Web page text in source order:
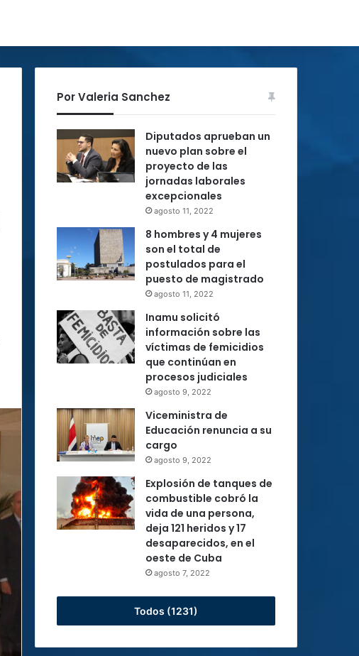
Por Valeria Sanchez
Diputados aprueban un
nuevo plan sobre el
proyecto de las
jornadas laborales
excepcionales
agosto 11, 2022
8 hombres y 4 mujeres
son el total de
postulados para el
puesto de magistrado
agosto 11, 2022
Inamu solicitó
información sobre las
víctimas de femicidios
que continúan en
procesos judiciales
agosto 9, 2022
Viceministra de
Educación renuncia a su
cargo
agosto 9, 2022
Explosión de tanques de
combustible cobró la
vida de una persona,
deja 121 heridos y 17
desaparecidos, en el
oeste de Cuba
agosto 7, 2022
Todos (1231)